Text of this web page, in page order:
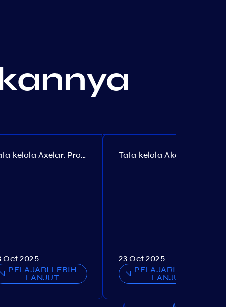
Tata kelola Axelar. Proposal №385
Oct 2025
PELAJARI LEBIH
LANJUT
23 Oct 2025
PELAJARI LEBIH
LANJUT